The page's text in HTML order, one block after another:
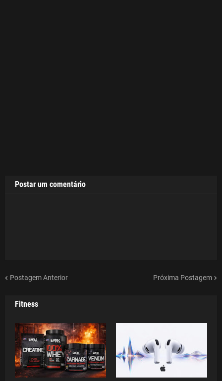
Postar um comentário
Postagem Anterior Próxima Postagem
Fitness